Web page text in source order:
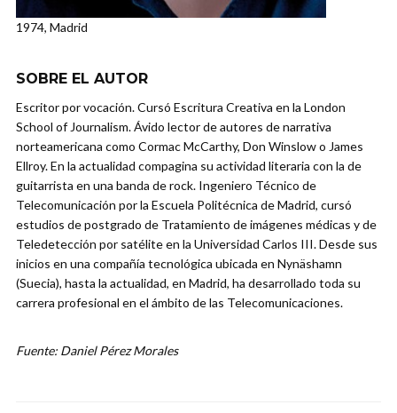
1974, Madrid
SOBRE EL AUTOR
Escritor por vocación. Cursó Escritura Creativa en la London
School of Journalism. Ávido lector de autores de narrativa
norteamericana como Cormac McCarthy, Don Winslow o James
Ellroy. En la actualidad compagina su actividad literaria con la de
guitarrista en una banda de rock. Ingeniero Técnico de
Telecomunicación por la Escuela Politécnica de Madrid, cursó
estudios de postgrado de Tratamiento de imágenes médicas y de
Teledetección por satélite en la Universidad Carlos III. Desde sus
inicios en una compañía tecnológica ubicada en Nynäshamn
(Suecia), hasta la actualidad, en Madrid, ha desarrollado toda su
carrera profesional en el ámbito de las Telecomunicaciones.
Fuente: Daniel Pérez Morales